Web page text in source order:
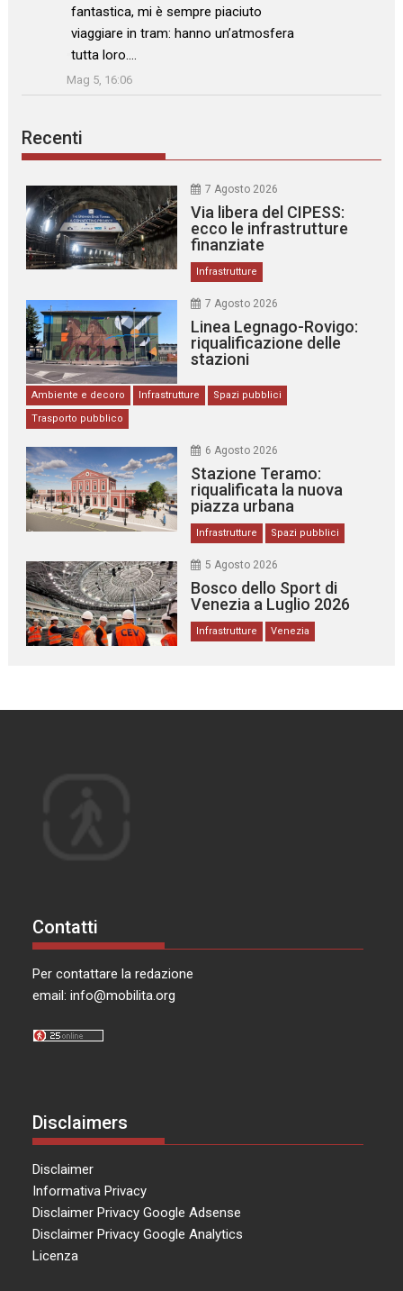
fantastica, mi è sempre piaciuto
viaggiare in tram: hanno un’atmosfera
tutta loro.…
”
Mag 5, 16:06
Recenti
7 Agosto 2026
Via libera del CIPESS:
ecco le infrastrutture
finanziate
Infrastrutture
7 Agosto 2026
Linea Legnago-Rovigo:
riqualificazione delle
stazioni
Ambiente e decoro Infrastrutture
Spazi pubblici
Trasporto pubblico
6 Agosto 2026
Stazione Teramo:
riqualificata la nuova
piazza urbana
Infrastrutture Spazi pubblici
5 Agosto 2026
Bosco dello Sport di
Venezia a Luglio 2026
Infrastrutture Venezia
Contatti
Per contattare la redazione
email:info@mobilita.org
Disclaimers
Disclaimer
Informativa Privacy
Disclaimer Privacy Google Adsense
Disclaimer Privacy Google Analytics
Licenza